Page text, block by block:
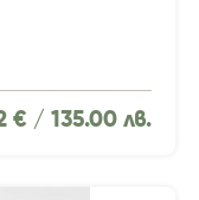
€ / 135.00 лв.